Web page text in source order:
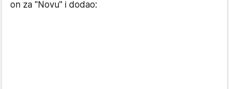
on za "Novu" i dodao: